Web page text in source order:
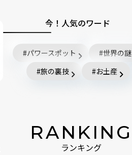
今！人気のワード
パワースポット
世界の謎
旅の裏技
お土産
RANKING
ランキング